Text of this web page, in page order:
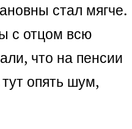
стал мягче.
с отцом всю
что на пенсии
опять шум,